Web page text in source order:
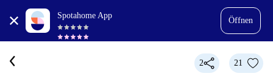
Spotahome App
Öffnen
2 21